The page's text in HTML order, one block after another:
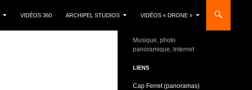
VIDÉOS 360 ARCHIPEL STUDIOS VIDÉOS « DRONE »
Musique, photo
panoramique, Internet
LIENS
Cap Ferret (panoramas)